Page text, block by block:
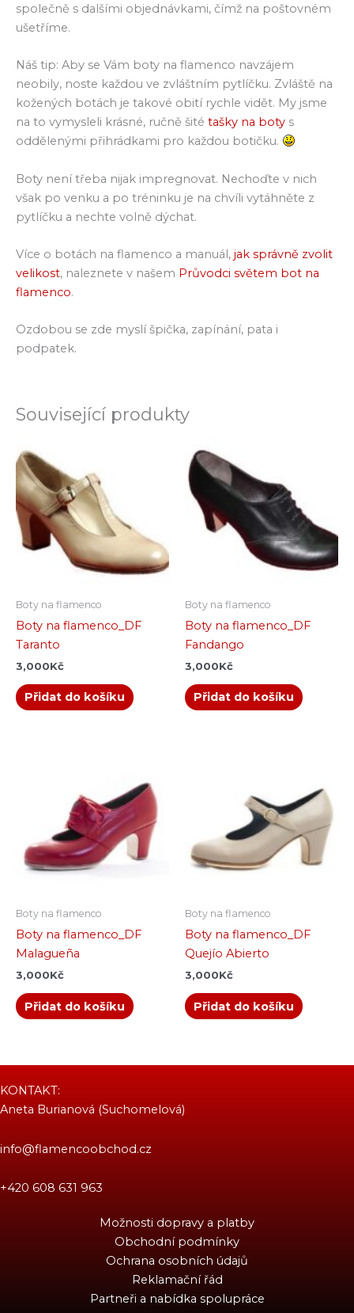
společně s dalšími objednávkami, čímž na poštovném
ušetříme.
Náš tip: Aby se Vám boty na flamenco navzájem
neobily, noste každou ve zvláštním pytlíčku. Zvláště na
kožených botách je takové obití rychle vidět. My jsme
na to vymysleli krásné, ručně šité tašky na boty s
oddělenými přihrádkami pro každou botičku.
Boty není třeba nijak impregnovat. Nechoďte v nich
však po venku a po tréninku je na chvíli vytáhněte z
pytlíčku a nechte volně dýchat.
Více o botách na flamenco a manuál, jak správně zvolit
velikost, naleznete v našem Průvodci světem bot na
flamenco.
Ozdobou se zde myslí špička, zapínání, pata i
podpatek.
Související produkty
Boty na flamenco
Boty na flamenco_DF
Taranto
3,000Kč
Přidat do košíku
Boty na flamenco
Boty na flamenco_DF
Fandango
3,000Kč
Přidat do košíku
Boty na flamenco
Boty na flamenco_DF
Malagueña
3,000Kč
Přidat do košíku
Boty na flamenco
Boty na flamenco_DF
Quejío Abierto
3,000Kč
Přidat do košíku
KONTAKT:
Aneta Burianová (Suchomelová)
info@flamencoobchod.cz
+420 608 631 963
Možnosti dopravy a platby
Obchodní podmínky
Ochrana osobních údajů
Reklamační řád
Partneři a nabídka spolupráce